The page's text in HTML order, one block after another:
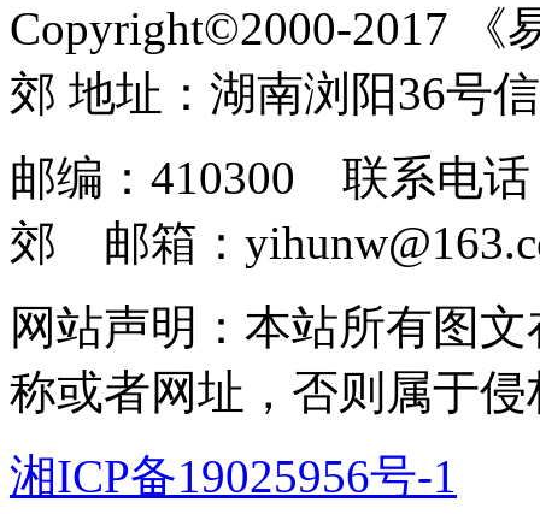
Copyright©2000-2017 《
郊 地址：湖南浏阳36号
邮编：410300 联系电
郊 邮箱：
网站声明：本站所有图
称或者网址，否则属于
湘ICP备19025956号-1